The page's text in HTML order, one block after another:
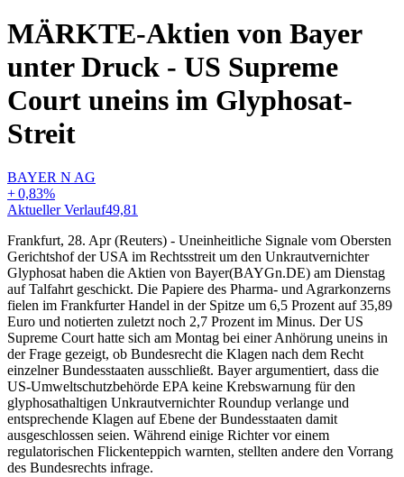
MÄRKTE-Aktien von Bayer
unter Druck - US Supreme
Court uneins im Glyphosat-
Streit
BAYER N AG
+0,83%
Aktueller Verlauf49,81
Frankfurt, 28. Apr (Reuters) - Uneinheitliche Signale vom Obersten
Gerichtshof der USA im Rechtsstreit um den Unkrautvernichter
Glyphosat haben die Aktien von Bayer(BAYGn.DE) am Dienstag
auf Talfahrt geschickt. Die Papiere des Pharma- und Agrarkonzerns
fielen im Frankfurter Handel in der Spitze um 6,5 Prozent auf 35,89
Euro und notierten zuletzt noch 2,7 Prozent im Minus. Der US
Supreme Court hatte sich am Montag bei einer Anhörung uneins in
der Frage gezeigt, ob Bundesrecht die Klagen nach dem Recht
einzelner Bundesstaaten ausschließt. Bayer argumentiert, dass die
US-Umweltschutzbehörde EPA keine Krebswarnung für den
glyphosathaltigen Unkrautvernichter Roundup verlange und
entsprechende Klagen auf Ebene der Bundesstaaten damit
ausgeschlossen seien. Während einige Richter vor einem
regulatorischen Flickenteppich warnten, stellten andere den Vorrang
des Bundesrechts infrage.